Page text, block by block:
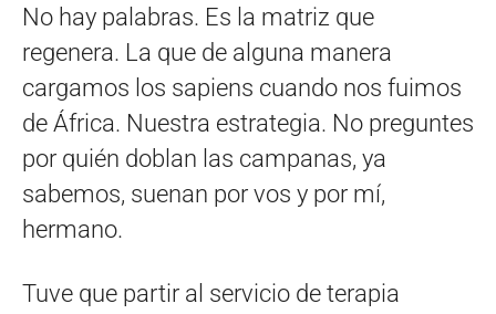
No hay palabras. Es la matriz que
regenera. La que de alguna manera
cargamos los sapiens cuando nos fuimos
de África. Nuestra estrategia. No preguntes
por quién doblan las campanas, ya
sabemos, suenan por vos y por mí,
hermano.
Tuve que partir al servicio de terapia